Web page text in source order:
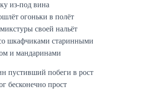
из-под вина
огоньки в полёт
своей нальёт
шкафчиками старинными
и мандаринами
пустивший побеги в рост
бесконечно прост